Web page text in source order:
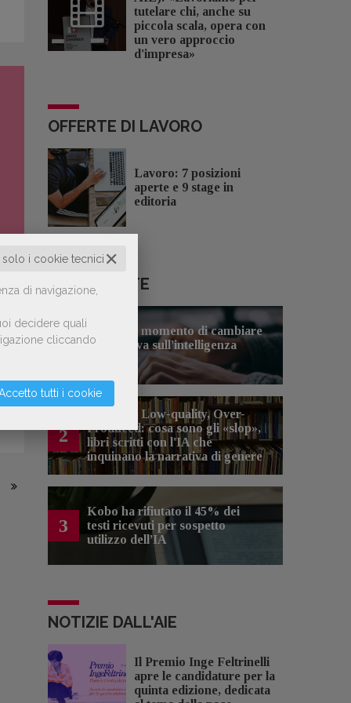
✕
i cookie tecnici
di navigazione,
decidere quali
cliccando
tutti i cookie
tutelare chi, anche su
piccola scala, opera con
un vero approccio
d'impresa»
OFFERTE DI LAVORO
Lavoro: 7 posizioni
aperte e 9 stage in
editoria
LE PIÙ LETTE
1
Forse è il momento di cambiare
prospettiva sull’intelligenza
2
Spammy, Low-quality, Over-
Produced: cosa sono gli «slop»,
libri scritti con l'IA che
inquinano la narrativa di genere
3
Kobo ha rifiutato il 45% dei
testi ricevuti per sospetto
utilizzo dell’IA
NOTIZIE DALL'AIE
Il Premio Inge Feltrinelli
apre le candidature per la
quinta edizione, dedicata